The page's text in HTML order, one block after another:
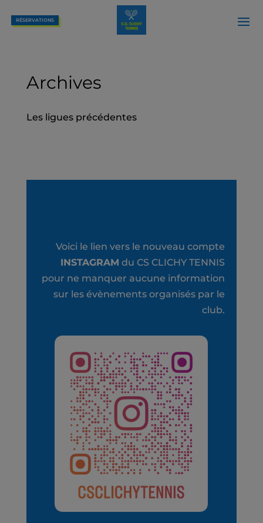
RÉSERVATIONS
Archives
Les ligues précédentes
Voici le lien vers le nouveau compte
INSTAGRAM du CS CLICHY TENNIS
pour ne manquer aucune information
sur les évènements organisés par le
club.